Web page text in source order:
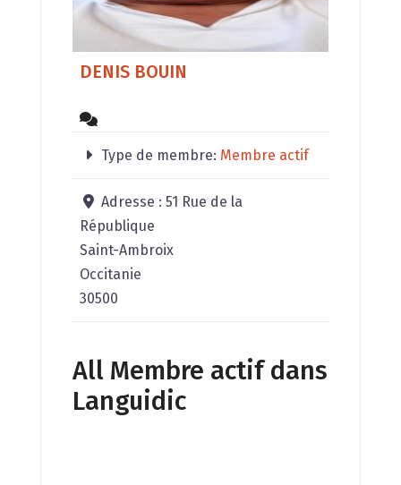
DENIS BOUIN
Type de membre: Membre actif
Adresse :51 Rue de la
République
Saint-Ambroix
Occitanie
30500
All Membre actif dans
Languidic